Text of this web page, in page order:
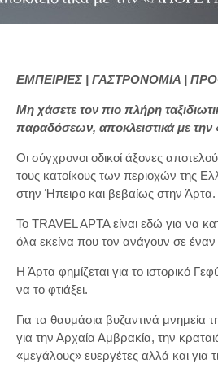
ΕΜΠΕΙΡΙΕΣ | ΓΑΣΤΡΟΝΟΜΙΑ |
Μη χάσετε τον πιο πλήρη
παραδόσεων, αποκλειστικά με
Οι σύγχρονοι οδικοί άξονες
τους κατοίκους των περιοχών της
στην Ήπειρο και βεβαίως στην Άρτα.
Το TRAVEL AΡTA είναι εδώ για να
όλα εκείνα που τον ανάγουν σε έναν
Η Άρτα φημίζεται για το ιστορικό
να το φτιάξει.
Για τα θαυμάσια βυζαντινά
για την Αρχαία Αμβρακία, την
«μεγάλους» ευεργέτες αλλά και για